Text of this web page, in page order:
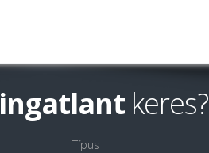
ingatlant keres?
Típus